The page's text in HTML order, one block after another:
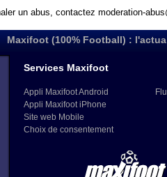
un abus, contactez moderation-
Maxifoot (100% Football) :
Services Maxifoot
Appli Maxifoot Android
Appli Maxifoot iPhone
Site web Mobile
Choix de consentement